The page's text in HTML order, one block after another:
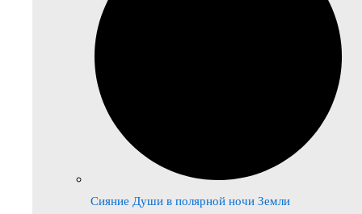
Сияние Души в полярной ночи Земли